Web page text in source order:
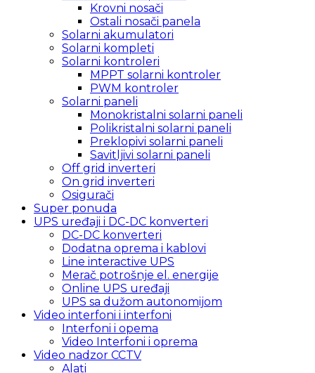
Krovni nosači
Ostali nosači panela
Solarni akumulatori
Solarni kompleti
Solarni kontroleri
MPPT solarni kontroler
PWM kontroler
Solarni paneli
Monokristalni solarni paneli
Polikristalni solarni paneli
Preklopivi solarni paneli
Savitljivi solarni paneli
Off grid inverteri
On grid inverteri
Osigurači
Super ponuda
UPS uređaji i DC-DC konverteri
DC-DC konverteri
Dodatna oprema i kablovi
Line interactive UPS
Merač potrošnje el. energije
Online UPS uređaji
UPS sa dužom autonomijom
Video interfoni i interfoni
Interfoni i opema
Video Interfoni i oprema
Video nadzor CCTV
Alati